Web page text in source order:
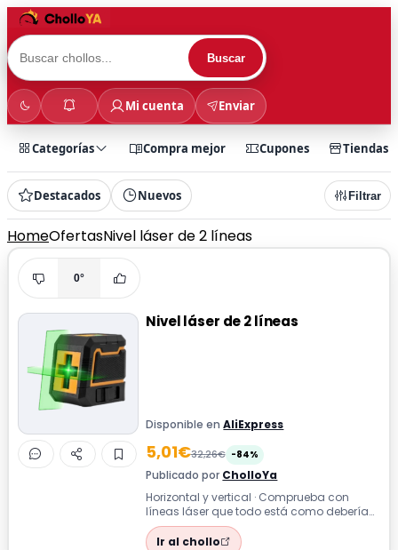
Buscar
Mi cuenta Enviar
Categorías Compra mejor Cupones Tiendas
Destacados Nuevos Filtrar
HomeOfertasNivel láser de 2 líneas
0°
Nivel láser de 2 líneas
Disponible enAliExpress
5,01€32,26€ -84%
Publicado por CholloYa
Horizontal y vertical · Comprueba con
líneas láser que todo está como debería
estar en la vertical y la horizontal co...
Ir al chollo